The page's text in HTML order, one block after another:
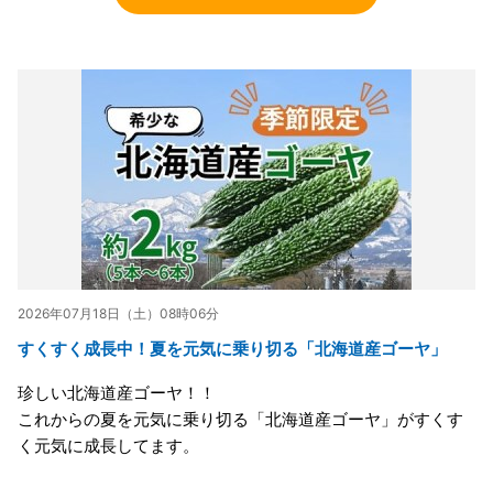
2026年07月18日（土）08時06分
すくすく成長中！夏を元気に乗り切る「北海道産ゴーヤ」
珍しい北海道産ゴーヤ！！
これからの夏を元気に乗り切る「北海道産ゴーヤ」がすくす
く元気に成長してます。